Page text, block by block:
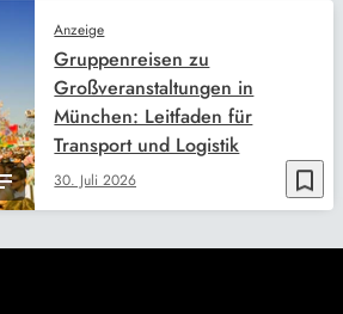
bookmark_border
Anzeige
30. Juli 2026
Gruppenreisen zu
Großveranstaltungen in
München: Leitfaden für
Transport und Logistik